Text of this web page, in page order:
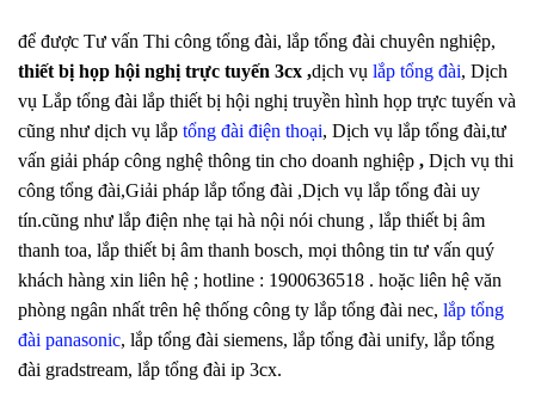
để được Tư vấn Thi công tổng đài, lắp tổng đài chuyên nghiệp,
thiết bị họp hội nghị trực tuyến 3cx ,dịch vụ lắp tổng đài, Dịch
vụ Lắp tổng đài lắp thiết bị hội nghị truyền hình họp trực tuyến và
cũng như dịch vụ lắp tổng đài điện thoại, Dịch vụ lắp tổng đài,tư
vấn giải pháp công nghệ thông tin cho doanh nghiệp , Dịch vụ thi
công tổng đài,Giải pháp lắp tổng đài ,Dịch vụ lắp tổng đài uy
tín.cũng như lắp điện nhẹ tại hà nội nói chung , lắp thiết bị âm
thanh toa, lắp thiết bị âm thanh bosch, mọi thông tin tư vấn quý
khách hàng xin liên hệ ; hotline : 1900636518 . hoặc liên hệ văn
phòng ngân nhất trên hệ thống công ty lắp tổng đài nec, lắp tổng
đài panasonic, lắp tổng đài siemens, lắp tổng đài unify, lắp tổng
đài gradstream, lắp tổng đài ip 3cx.